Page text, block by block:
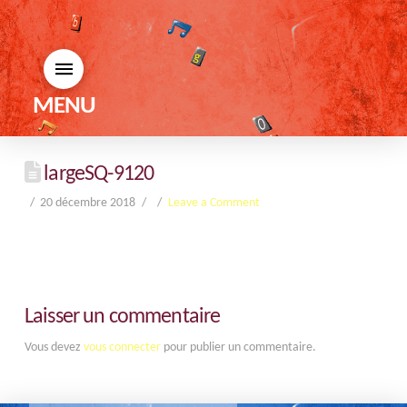
MENU
largeSQ-9120
20 décembre 2018 Leave a Comment
Laisser un commentaire
Vous devez vous connecterpour publier un commentaire.